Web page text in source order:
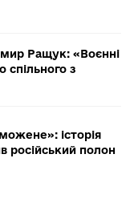
Ращук: «Воєнні
спільного з
історія
російський полон